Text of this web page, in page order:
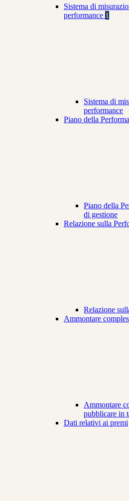
Sistema di
performance 1
Sistema di
performance
Piano della
Piano della
di gestione
Relazione sulla
Relazione
Ammontare
Ammontare
pubblicare in
Dati relativi ai premi